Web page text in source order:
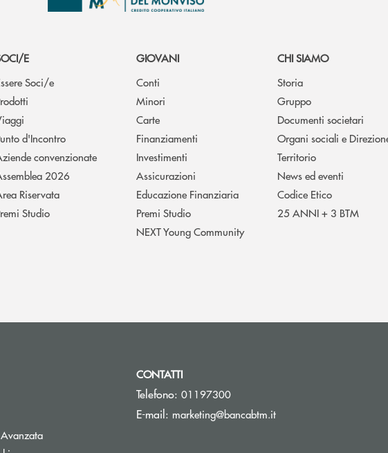
E
Soci/e
d'Incontro
convenzionate
2026
Riservata
Studio
GIOVANI
Conti
Minori
Carte
Finanziamenti
Investimenti
Assicurazioni
Educazione Finanziaria
Premi Studio
NEXT Young Community
CHI SIAMO
Storia
Gruppo
Documenti societari
Organi sociali e
Territorio
News ed eventi
Codice Etico
25 ANNI + 3 BTM
una nuova finestra
Apre una nuova finestra
CONTATTI
Telefono: 01197300
E-mail: marketing@bancabtm.it(si apre l’app di posta